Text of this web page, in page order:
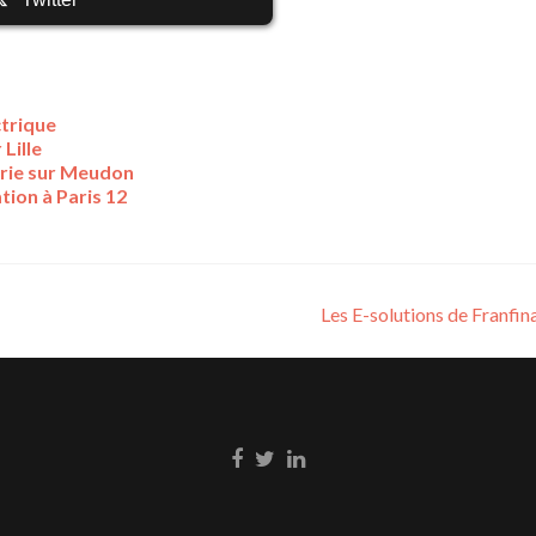
Lille
sur Meudon
à Paris 12
Les E-solutions de